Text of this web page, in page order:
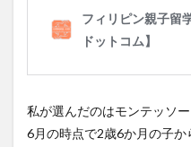
私が選んだのはモンテッソ
6月の時点で2歳6か月の子